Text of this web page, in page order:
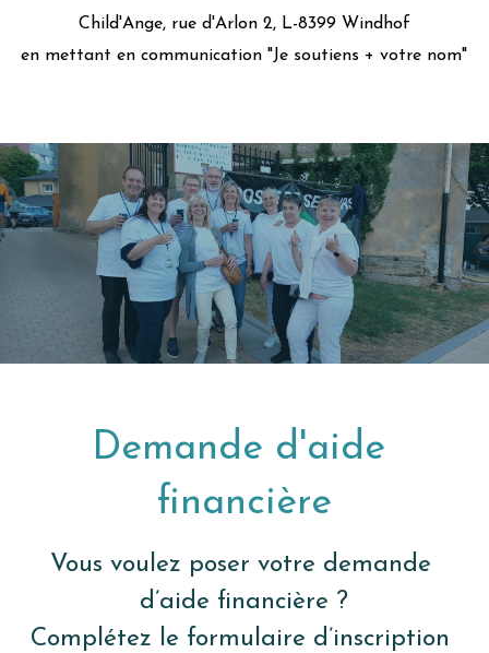
Child'Ange, rue d'Arlon 2, L-8399 Windhof
en mettant en communication "Je soutiens + votre nom"
Demande d'aide
financière
Vous voulez poser votre demande
d’aide financière ?
Complétez le formulaire d’inscription